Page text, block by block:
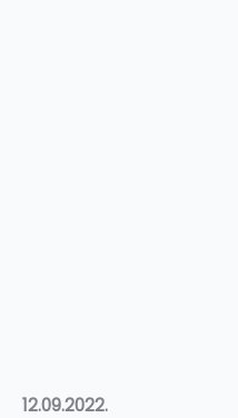
12.09.2022.